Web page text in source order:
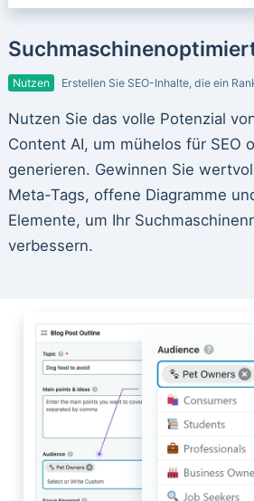
Nutzen Erstellen Sie SEO-Inhalte, die ein
Nutzen Sie das volle Potenzial
Content AI, um mühelos für SEO
generieren. Gewinnen Sie
Meta-Tags, offene Diagramme
Elemente, um Ihr
verbessern.